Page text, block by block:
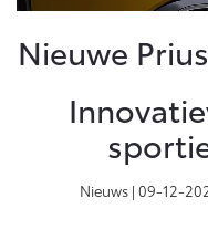
Onze medewerkers
Bloemberg Servicepas
Contact en Route
Klantbeoordelingen
Vanaf € 23.750,-
Nieuwe
Nieuws | 09-12-